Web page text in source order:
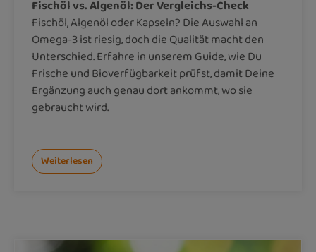
Fischöl vs. Algenöl: Der Vergleichs-Check
Fischöl, Algenöl oder Kapseln? Die Auswahl an
Omega-3 ist riesig, doch die Qualität macht den
Unterschied. Erfahre in unserem Guide, wie Du
Frische und Bioverfügbarkeit prüfst, damit Deine
Ergänzung auch genau dort ankommt, wo sie
gebraucht wird.
Weiterlesen